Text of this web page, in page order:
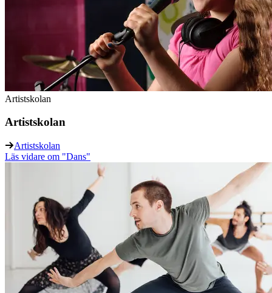
Artistskolan
Artistskolan
Artistskolan
Läs vidare om "Dans"